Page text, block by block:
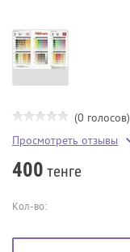
(0 голосов)
Просмотреть отзывы
400 тенге
Кол-во: